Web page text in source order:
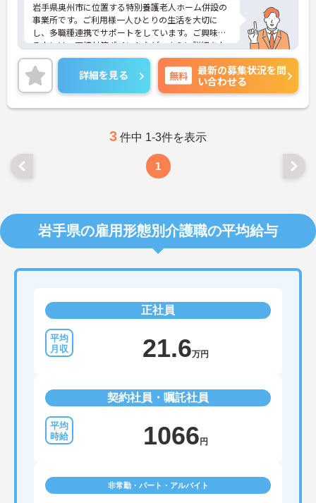
岩手県奥州市に位置する特別養護老人ホーム併設の
事業所です。ご利用様一人ひとりの生活を大切に
し、多職種連携でサポートをしています。ご興味あ
る方には、面接対策ポイントなど、さらに詳細をお
話しいたしますのでお気軽にご相談ください！
詳細を見る 無料
最新の募集状況を問
い合わせる
3 件中 1-3件を表示
1
岩手県の雇用形態別介護職の平均給与
正社員
21.6万円
契約社員・嘱託社員
1066 円
非常勤・パート・アルバイト